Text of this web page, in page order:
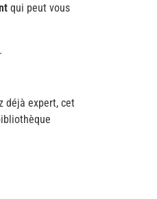
qui peut vous
.
déjà expert, cet